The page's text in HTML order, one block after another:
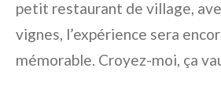
petit restaurant de village,
vignes, l’expérience sera
mémorable. Croyez-moi, ça